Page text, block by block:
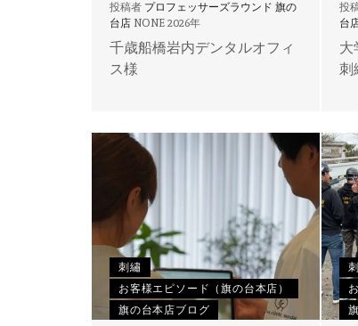
投稿者 プロフェッサーズラウンド 旗の
台店 NONE 2026年
千歳船橋岩内デンタルオフィ
ス様
投
台
大
刺
刺繡
お客様エピソード（旗の台本店）
旗の台本店ブログ